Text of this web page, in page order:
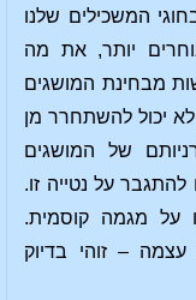
המשכילים שלנו
יותר, את מה
מבחינת המושגים
יכול להשתחרר מן
של המושגים
על נטייה זו.
על מגמה קוסמית.
– זוהי בדיוק